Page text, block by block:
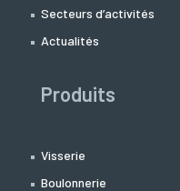
Secteurs d’activités
Actualités
Produits
Visserie
Boulonnerie